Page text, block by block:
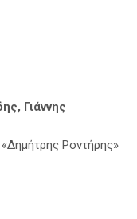
Γιάννης
Ροντήρης»